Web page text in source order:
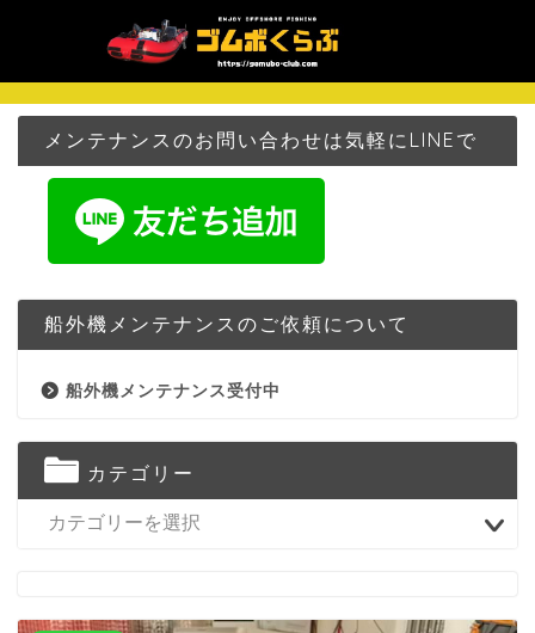
メンテナンスのお問い合わせは気軽にLINEで
船外機メンテナンスのご依頼について
船外機メンテナンス受付中
カテゴリー